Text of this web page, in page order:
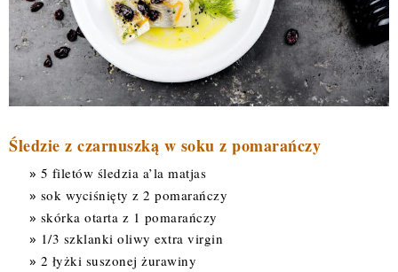
Śledzie z czarnuszką w soku z pomarańczy
5 filetów śledzia a’la matjas
sok wyciśnięty z 2 pomarańczy
skórka otarta z 1 pomarańczy
1/3 szklanki oliwy extra virgin
2 łyżki suszonej żurawiny